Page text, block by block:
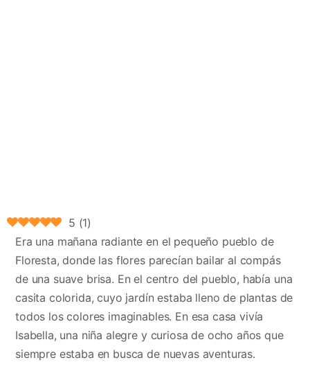
5 (1)
Era una mañana radiante en el pequeño pueblo de
Floresta, donde las flores parecían bailar al compás
de una suave brisa. En el centro del pueblo, había una
casita colorida, cuyo jardín estaba lleno de plantas de
todos los colores imaginables. En esa casa vivía
Isabella, una niña alegre y curiosa de ocho años que
siempre estaba en busca de nuevas aventuras.